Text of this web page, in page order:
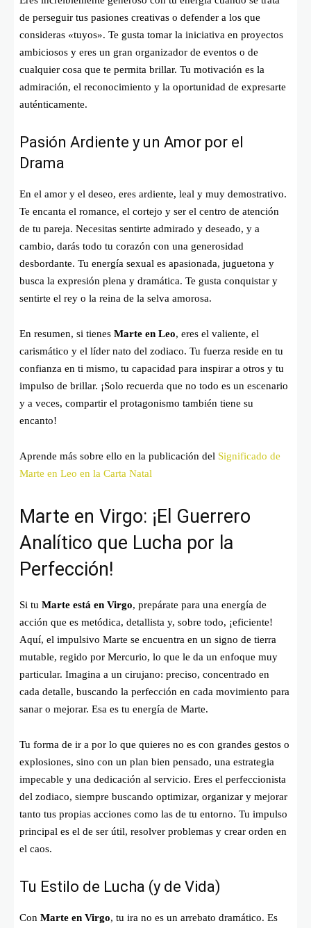
de perseguir tus pasiones creativas o defender a los que
consideras «tuyos». Te gusta tomar la iniciativa en proyectos
ambiciosos y eres un gran organizador de eventos o de
cualquier cosa que te permita brillar. Tu motivación es la
admiración, el reconocimiento y la oportunidad de expresarte
auténticamente.
Pasión Ardiente y un Amor por el
Drama
En el amor y el deseo, eres ardiente, leal y muy demostrativo.
Te encanta el romance, el cortejo y ser el centro de atención
de tu pareja. Necesitas sentirte admirado y deseado, y a
cambio, darás todo tu corazón con una generosidad
desbordante. Tu energía sexual es apasionada, juguetona y
busca la expresión plena y dramática. Te gusta conquistar y
sentirte el rey o la reina de la selva amorosa.
En resumen, si tienes Marte en Leo, eres el valiente, el
carismático y el líder nato del zodiaco. Tu fuerza reside en tu
confianza en ti mismo, tu capacidad para inspirar a otros y tu
impulso de brillar. ¡Solo recuerda que no todo es un escenario
y a veces, compartir el protagonismo también tiene su
encanto!
Aprende más sobre ello en la publicación del Significado de
Marte en Leo en la Carta Natal
Marte en Virgo: ¡El Guerrero
Analítico que Lucha por la
Perfección!
Si tu Marte está en Virgo, prepárate para una energía de
acción que es metódica, detallista y, sobre todo, ¡eficiente!
Aquí, el impulsivo Marte se encuentra en un signo de tierra
mutable, regido por Mercurio, lo que le da un enfoque muy
particular. Imagina a un cirujano: preciso, concentrado en
cada detalle, buscando la perfección en cada movimiento para
sanar o mejorar. Esa es tu energía de Marte.
Tu forma de ir a por lo que quieres no es con grandes gestos o
explosiones, sino con un plan bien pensado, una estrategia
impecable y una dedicación al servicio. Eres el perfeccionista
del zodiaco, siempre buscando optimizar, organizar y mejorar
tanto tus propias acciones como las de tu entorno. Tu impulso
principal es el de ser útil, resolver problemas y crear orden en
el caos.
Tu Estilo de Lucha (y de Vida)
Con Marte en Virgo, tu ira no es un arrebato dramático. Es